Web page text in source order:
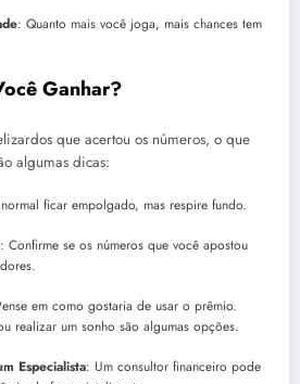
: Quanto mais você joga, mais chances tem
Ganhar?
que acertou os números, o que
algumas dicas:
ficar empolgado, mas respire fundo.
: Confirme se os números que você apostou
em como gostaria de usar o prêmio.
realizar um sonho são algumas opções.
Especialista: Um consultor financeiro pode